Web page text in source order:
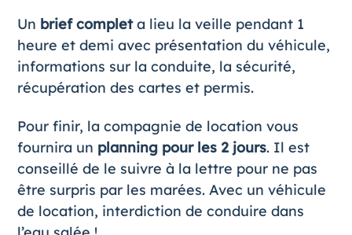
Un brief completa lieu la veille pendant 1
heure et demi avec présentation du véhicule,
informations sur la conduite, la sécurité,
récupération des cartes et permis.
Pour finir, la compagnie de location vous
fournira un planning pour les 2 jours. Il est
conseillé de le suivre à la lettre pour ne pas
être surpris par les marées. Avec un véhicule
de location, interdiction de conduire dans